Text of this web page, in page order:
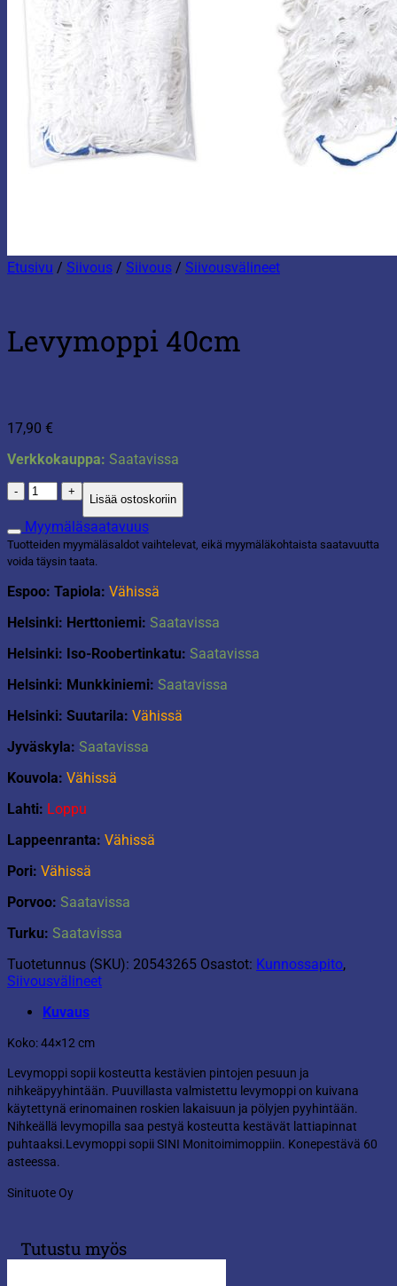
Etusivu / Siivous / Siivous / Siivousvälineet
Levymoppi 40cm
17,90 €
Verkkokauppa: Saatavissa
Levymoppi
40cm
määrä
Lisää ostoskoriin
Myymäläsaatavuus
Tuotteiden myymäläsaldot vaihtelevat, eikä myymäläkohtaista saatavuutta
voida täysin taata.
Espoo: Tapiola: Vähissä
Helsinki: Herttoniemi: Saatavissa
Helsinki: Iso-Roobertinkatu: Saatavissa
Helsinki: Munkkiniemi: Saatavissa
Helsinki: Suutarila: Vähissä
Jyväskyla: Saatavissa
Kouvola: Vähissä
Lahti: Loppu
Lappeenranta: Vähissä
Pori: Vähissä
Porvoo: Saatavissa
Turku: Saatavissa
Tuotetunnus (SKU): 20543265 Osastot: Kunnossapito,
Siivousvälineet
Kuvaus
Koko: 44×12 cm
Levymoppi sopii kosteutta kestävien pintojen pesuun ja
nihkeäpyyhintään. Puuvillasta valmistettu levymoppi on kuivana
käytettynä erinomainen roskien lakaisuun ja pölyjen pyyhintään.
Nihkeällä levymopilla saa pestyä kosteutta kestävät lattiapinnat
puhtaaksi.Levymoppi sopii SINI Monitoimimoppiin. Konepestävä 60
asteessa.
Sinituote Oy
Tutustu myös